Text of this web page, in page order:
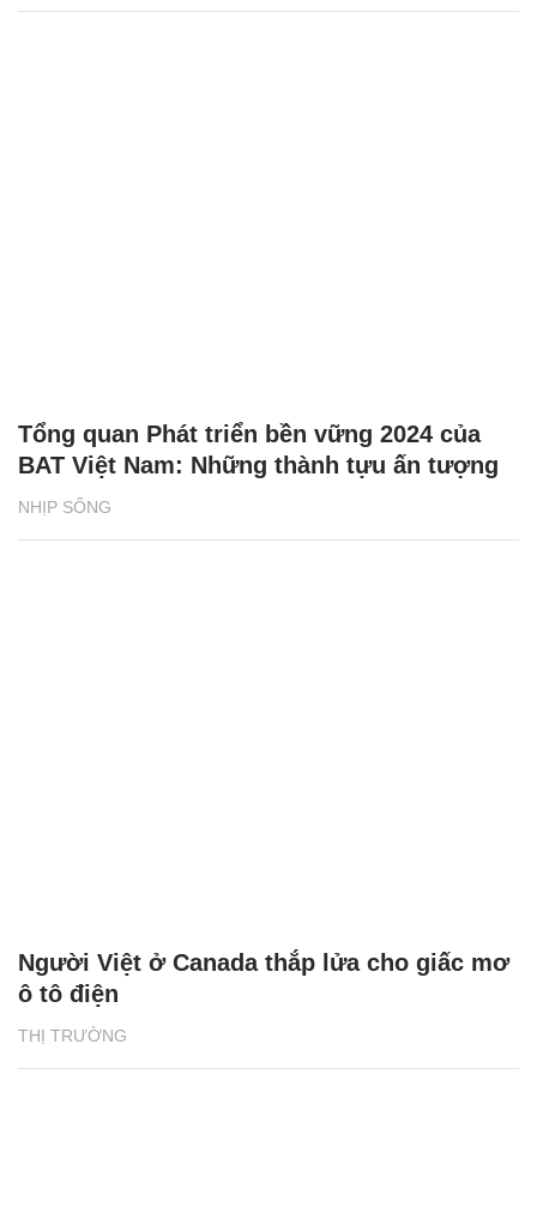
NHỊP SỐNG
Tổng quan Phát triển bền vững 2024 của
BAT Việt Nam: Những thành tựu ấn tượng
THỊ TRƯỜNG
Người Việt ở Canada thắp lửa cho giấc mơ
ô tô điện